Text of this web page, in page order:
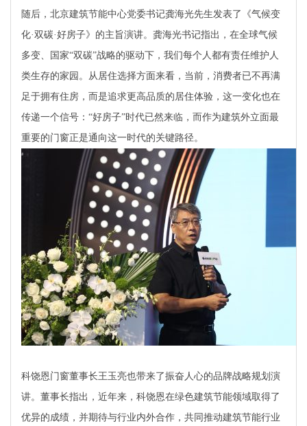
随后，北京建筑节能中心党委书记龚海光先生发表了《气候变
化·双碳·好房子》的主旨演讲。龚海光书记指出，在全球气候
多变、国家“双碳”战略的驱动下，我们每个人都有责任维护人
类生存的家园。从居住选择方面来看，当前，消费者已不再满
足于拥有住房，而是追求更高品质的居住体验，这一变化也在
传递一个信号：“好房子”时代已然来临，而作为建筑外立面最
重要的门窗正是通向这一时代的关键路径。
科饶恩门窗董事长王玉亮也带来了振奋人心的品牌战略规划演
讲。董事长指出，近年来，科饶恩在绿色建筑节能领域取得了
优异的成绩，并期待与行业内外合作，共同推动建筑节能行业